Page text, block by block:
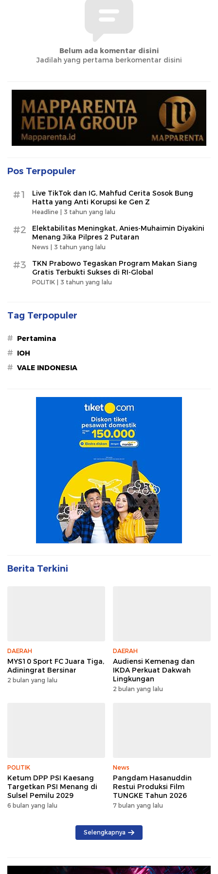
Belum ada komentar disini
Jadilah yang pertama berkomentar disini
Pos Terpopuler
#1
Live TikTok dan IG, Mahfud Cerita Sosok Bung
Hatta yang Anti Korupsi ke Gen Z
Headline | 3 tahun yang lalu
#2
Elektabilitas Meningkat, Anies-Muhaimin Diyakini
Menang Jika Pilpres 2 Putaran
News | 3 tahun yang lalu
#3
TKN Prabowo Tegaskan Program Makan Siang
Gratis Terbukti Sukses di RI-Global
POLITIK | 3 tahun yang lalu
Tag Terpopuler
# Pertamina
# IOH
# VALE INDONESIA
Berita Terkini
DAERAH
MYS10 Sport FC Juara Tiga,
Adiningrat Bersinar
2 bulan yang lalu
DAERAH
Audiensi Kemenag dan
IKDA Perkuat Dakwah
Lingkungan
2 bulan yang lalu
POLITIK
Ketum DPP PSI Kaesang
Targetkan PSI Menang di
Sulsel Pemilu 2029
6 bulan yang lalu
News
Pangdam Hasanuddin
Restui Produksi Film
TUNGKE Tahun 2026
7 bulan yang lalu
Selengkapnya